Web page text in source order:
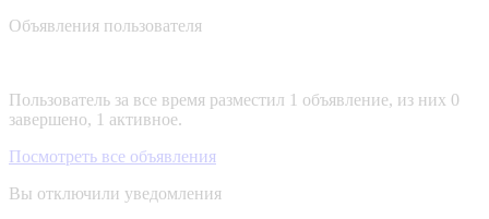
Объявления пользователя
Пользователь за все время разместил 1 объявление, из них 0
завершено, 1 активное.
Посмотреть все объявления
Вы отключили уведомления